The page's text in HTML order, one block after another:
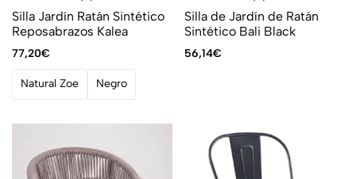
Silla Jardín Ratán Sintético
Reposabrazos Kalea
77,20€
Natural Zoe Negro
Silla de Jardín de Ratán
Sintético Bali Black
56,14€